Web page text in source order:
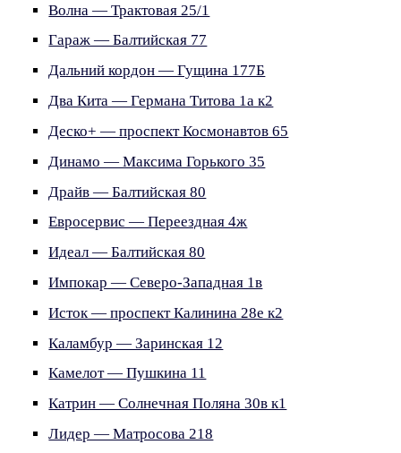
Волна — Трактовая 25/1
Гараж — Балтийская 77
Дальний кордон — Гущина 177Б
Два Кита — Германа Титова 1а к2
Деско+ — проспект Космонавтов 65
Динамо — Максима Горького 35
Драйв — Балтийская 80
Евросервис — Переездная 4ж
Идеал — Балтийская 80
Импокар — Северо-Западная 1в
Исток — проспект Калинина 28е к2
Каламбур — Заринская 12
Камелот — Пушкина 11
Катрин — Солнечная Поляна 30в к1
Лидер — Матросова 218